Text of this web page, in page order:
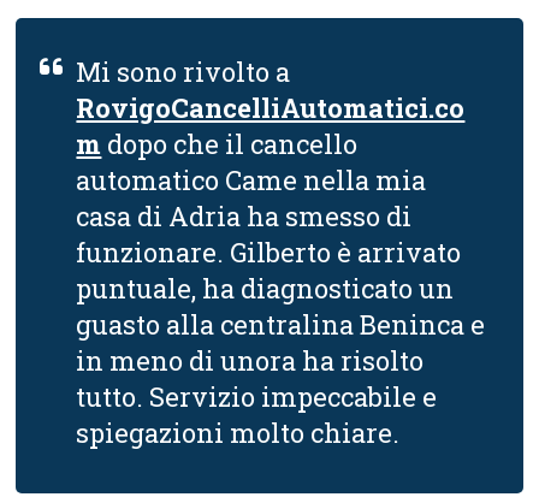
Mi sono rivolto a
RovigoCancelliAutomatici.co
m dopo che il cancello
automatico Came nella mia
casa di Adria ha smesso di
funzionare. Gilberto è arrivato
puntuale, ha diagnosticato un
guasto alla centralina Beninca e
in meno di unora ha risolto
tutto. Servizio impeccabile e
spiegazioni molto chiare.